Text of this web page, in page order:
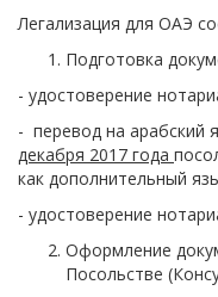
Легализация для ОАЭ
Подготовка
- удостоверение
- перевод на арабский
декабря 2017 года
как дополнительный
- удостоверение
Оформление
Посольстве